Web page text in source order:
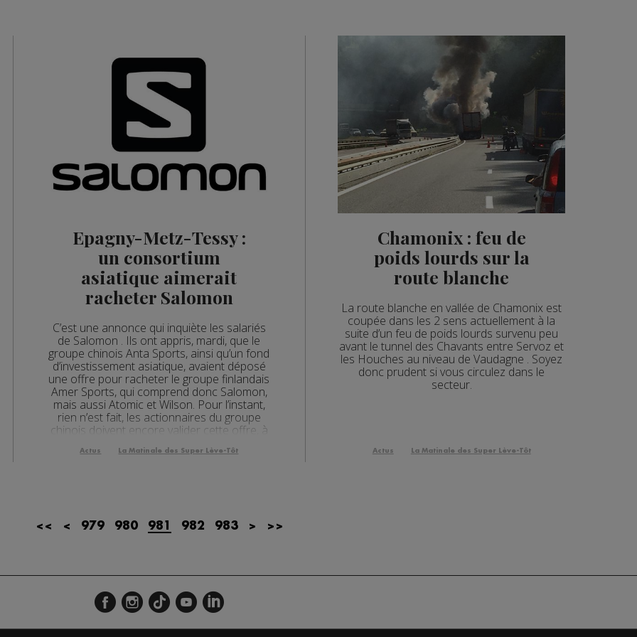
09h34
2'56"
2'06"
08h06 3'15"
07h32
07h04
2'03"
10h03 2'52"
09h32 2'09"
09h06 2'56"
08h34 2'12"
08h05 3'01"
07h38
07h10 3'04"
10h05
Epagny-Metz-Tessy :
un consortium
asiatique aimerait
racheter Salomon
C’est une annonce qui inquiète les salariés
de Salomon . Ils ont appris, mardi, que le
groupe chinois Anta Sports, ainsi qu’un fond
d’investissement asiatique, avaient déposé
une offre pour racheter le groupe finlandais
Amer Sports, qui comprend donc Salomon,
mais aussi Atomic et Wilson. Pour l’instant,
rien n’est fait, les actionnaires du groupe
chinois doivent encore valider cette offre, à
Actus La Matinale des Super Lève-Tôt
Chamonix : feu de
poids lourds sur la
route blanche
La route blanche en vallée de Chamonix est
coupée dans les 2 sens actuellement à la
suite d’un feu de poids lourds survenu peu
avant le tunnel des Chavants entre Servoz et
les Houches au niveau de Vaudagne . Soyez
donc prudent si vous circulez dans le
secteur.
Actus La Matinale des Super Lève-Tôt
<< < 979 980 981 982 983 > >>